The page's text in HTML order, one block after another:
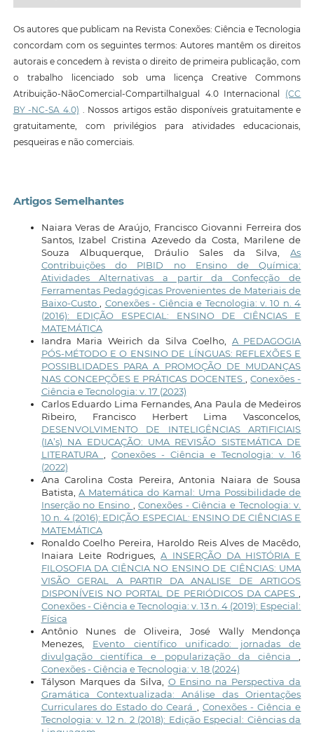
Os autores que publicam na Revista Conexões: Ciência e Tecnologia
concordam com os seguintes termos: Autores mantêm os direitos
autorais e concedem à revista o direito de primeira publicação, com
o trabalho licenciado sob uma licença Creative Commons
Atribuição-NãoComercial-CompartilhaIgual 4.0 Internacional (CC
BY -NC-SA 4.0) . Nossos artigos estão disponíveis gratuitamente e
gratuitamente, com privilégios para atividades educacionais,
pesqueiras e não comerciais.
Artigos Semelhantes
Naiara Veras de Araújo, Francisco Giovanni Ferreira dos
Santos, Izabel Cristina Azevedo da Costa, Marilene de
Souza Albuquerque, Dráulio Sales da Silva,As
Contribuições do PIBID no Ensino de Química:
Atividades Alternativas a partir da Confecção de
Ferramentas Pedagógicas Provenientes de Materiais de
Baixo-Custo
Conexões - Ciência e Tecnologia: v. 10 n. 4
(2016): EDIÇÃO ESPECIAL: ENSINO DE CIÊNCIAS E
MATEMÁTICA
Iandra Maria Weirich da Silva Coelho, A PEDAGOGIA
PÓS-MÉTODO E O ENSINO DE LÍNGUAS: REFLEXÕES E
POSSIBLIDADES PARA A PROMOÇÃO DE MUDANÇAS
NAS CONCEPÇÕES E PRÁTICAS DOCENTES
,Conexões -
Ciência e Tecnologia: v. 17 (2023)
Carlos Eduardo Lima Fernandes, Ana Paula de Medeiros
Ribeiro, Francisco Herbert Lima Vasconcelos,
DESENVOLVIMENTO DE INTELIGÊNCIAS ARTIFICIAIS
(IA’s) NA EDUCAÇÃO: UMA REVISÃO SISTEMÁTICA DE
LITERATURA
Conexões - Ciência e Tecnologia: v. 16
(2022)
Ana Carolina Costa Pereira, Antonia Naiara de Sousa
Batista,A Matemática do Kamal: Uma Possibilidade de
Inserção no Ensino
,Conexões - Ciência e Tecnologia: v.
10 n. 4 (2016): EDIÇÃO ESPECIAL: ENSINO DE CIÊNCIAS E
MATEMÁTICA
Ronaldo Coelho Pereira, Haroldo Reis Alves de Macêdo,
Inaiara Leite Rodrigues,A INSERÇÃO DA HISTÓRIA E
FILOSOFIA DA CIÊNCIA NO ENSINO DE CIÊNCIAS: UMA
VISÃO GERAL A PARTIR DA ANALISE DE ARTIGOS
DISPONÍVEIS NO PORTAL DE PERIÓDICOS DA CAPES
Conexões - Ciência e Tecnologia: v. 13 n. 4 (2019): Especial:
Física
Antônio Nunes de Oliveira, José Wally Mendonça
Menezes, Evento científico unificado: jornadas de
divulgação científica e popularização da ciência
Conexões - Ciência e Tecnologia: v. 18 (2024)
Tályson Marques da Silva, O Ensino na Perspectiva da
Gramática Contextualizada: Análise das Orientações
Curriculares do Estado do Ceará
Conexões - Ciência e
Tecnologia: v. 12 n. 2 (2018): Edição Especial: Ciências da